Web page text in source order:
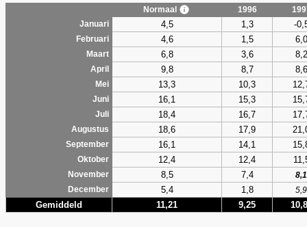
Normaal 1996
Januari
4,5 1,3 -
Februari 4,6 1,5 6,0
Maart 6,8 3,6 8,2
April 9,8 8,7 8,6
Mei 13,3 10,3
Juni 16,1 15,3
Juli 18,4 16,7
Augustus 18,6 17,9
September 16,1 14,1
Oktober 12,4 12,4
November 8,5 7,4
8,1
December
5,4 1,8 5,9
Gemiddeld 11,21 9,25